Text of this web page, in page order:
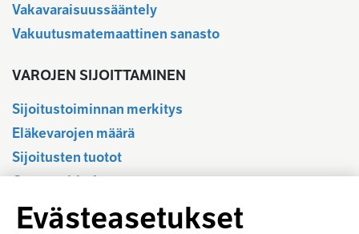
Vakavaraisuussääntely
Vakuutusmatemaattinen sanasto
VAROJEN SIJOITTAMINEN
Sijoitustoiminnan merkitys
Eläkevarojen määrä
Sijoitusten tuotot
Osavuositiedot
Tilastotietokanta
Sijoitustoiminnan sääntely
Evästeasetukset